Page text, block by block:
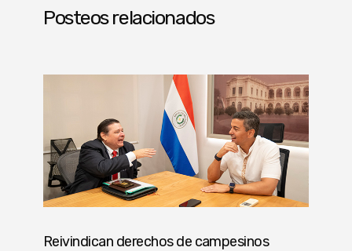
Posteos relacionados
Reivindican derechos de campesinos